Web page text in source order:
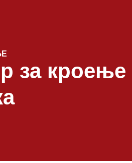
за кроење